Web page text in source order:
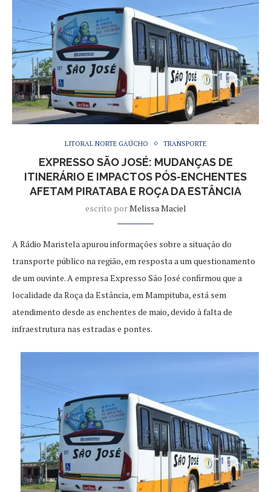
LITORAL NORTE GAÚCHO TRANSPORTE
EXPRESSO SÃO JOSÉ: MUDANÇAS DE
ITINERÁRIO E IMPACTOS PÓS-ENCHENTES
AFETAM PIRATABA E ROÇA DA ESTÂNCIA
escrito porMelissa Maciel
A Rádio Maristela apurou informações sobre a situação do
transporte público na região, em resposta a um questionamento
de um ouvinte. A empresa Expresso São José confirmou que a
localidade da Roça da Estância, em Mampituba, está sem
atendimento desde as enchentes de maio, devido à falta de
infraestrutura nas estradas e pontes.